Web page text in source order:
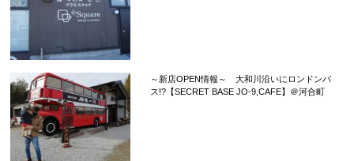
～新店OPEN情報～ 大和川沿いにロンドンバ
ス!?【SECRET BASE JO-9,CAFE】＠河合町